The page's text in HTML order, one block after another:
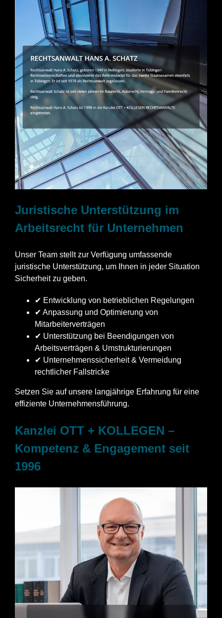
Juristische Unterstützung im
Arbeitsrecht für Unternehmen
Unser Team stellt zur Verfügung umfassende
juristische Unterstützung, um Ihnen in jeder Situation
Sicherheit zu geben.
✔ Entwicklung von betrieblichen Regelungen
✔ Anpassung und Optimierung von
Mitarbeiterverträgen
✔ Unterstützung bei Beendigungen von
Arbeitsverträgen & Umstrukturierungen
✔ Unternehmenssicherheit & Vermeidung
rechtlicher Fallstricke
Setzen Sie auf unsere langjährige Erfahrung für eine
effiziente Unternehmensführung.
Kanzlei OTT + KOLLEGEN –
Kompetenz & Engagement seit
1996